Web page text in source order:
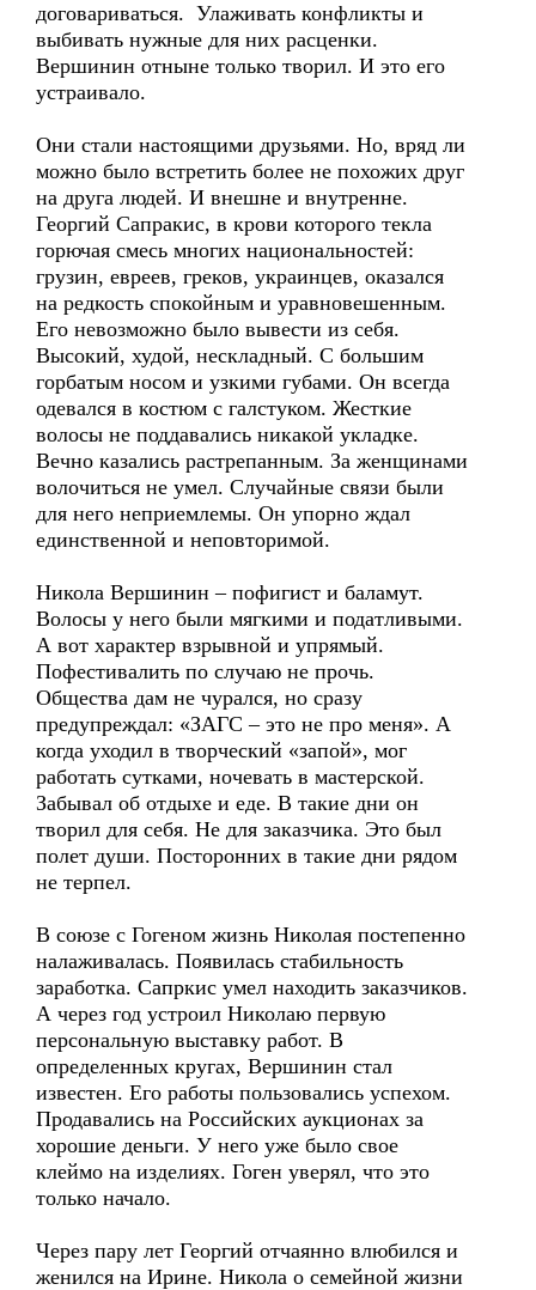
договариваться. Улаживать конфликты и
выбивать нужные для них расценки.
Вершинин отныне только творил. И это его
устраивало.
Они стали настоящими друзьями. Но, вряд ли
можно было встретить более не похожих друг
на друга людей. И внешне и внутренне.
Георгий Сапракис, в крови которого текла
горючая смесь многих национальностей:
грузин, евреев, греков, украинцев, оказался
на редкость спокойным и уравновешенным.
Его невозможно было вывести из себя.
Высокий, худой, нескладный. С большим
горбатым носом и узкими губами. Он всегда
одевался в костюм с галстуком. Жесткие
волосы не поддавались никакой укладке.
Вечно казались растрепанным. За женщинами
волочиться не умел. Случайные связи были
для него неприемлемы. Он упорно ждал
единственной и неповторимой.
Никола Вершинин – пофигист и баламут.
Волосы у него были мягкими и податливыми.
А вот характер взрывной и упрямый.
Пофестивалить по случаю не прочь.
Общества дам не чурался, но сразу
предупреждал: «ЗАГС – это не про меня». А
когда уходил в творческий «запой», мог
работать сутками, ночевать в мастерской.
Забывал об отдыхе и еде. В такие дни он
творил для себя. Не для заказчика. Это был
полет души. Посторонних в такие дни рядом
не терпел.
В союзе с Гогеном жизнь Николая постепенно
налаживалась. Появилась стабильность
заработка. Сапркис умел находить заказчиков.
А через год устроил Николаю первую
персональную выставку работ. В
определенных кругах, Вершинин стал
известен. Его работы пользовались успехом.
Продавались на Российских аукционах за
хорошие деньги. У него уже было свое
клеймо на изделиях. Гоген уверял, что это
только начало.
Через пару лет Георгий отчаянно влюбился и
женился на Ирине. Никола о семейной жизни